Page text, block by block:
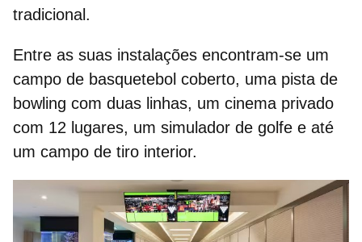
tradicional.
Entre as suas instalações encontram‑se um
campo de basquetebol coberto, uma pista de
bowling com duas linhas, um cinema privado
com 12 lugares, um simulador de golfe e até
um campo de tiro interior.